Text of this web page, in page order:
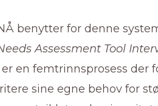
benytter for denne
Assessment Tool
en femtrinnsprosess der
sine egne behov for